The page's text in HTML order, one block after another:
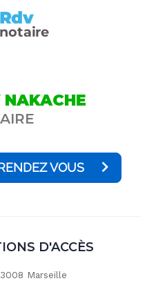
notaire
Rdv
NAKACHE
VOUS
D'ACCÈS
Marseille